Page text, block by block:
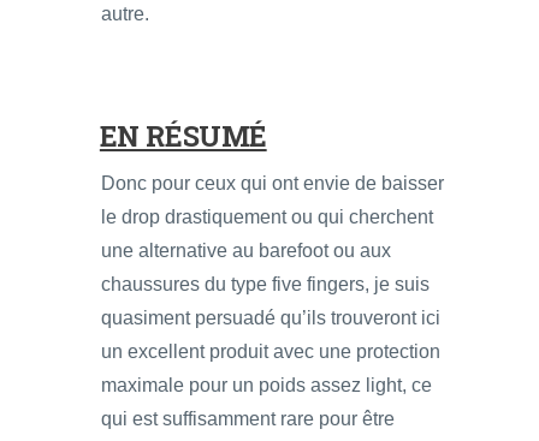
autre.
EN RÉSUMÉ
Donc pour ceux qui ont envie de baisser
le drop drastiquement ou qui cherchent
une alternative au barefoot ou aux
chaussures du type five fingers, je suis
quasiment persuadé qu’ils trouveront ici
un excellent produit avec une protection
maximale pour un poids assez light, ce
qui est suffisamment rare pour être